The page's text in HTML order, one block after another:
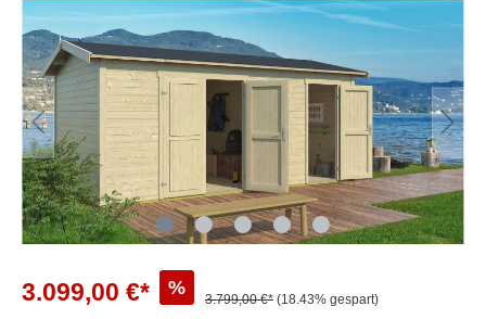
3.099,00 €* %
3.799,00 €* (18.43% gespart)